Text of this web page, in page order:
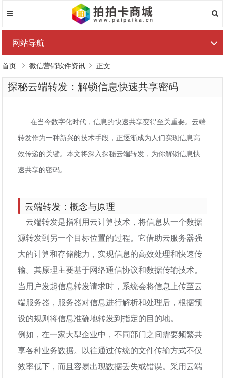
网站导航
首页 微信营销软件资讯 正文
探秘云端转发：解锁信息快速共享密码
在当今数字化时代，信息的快速共享变得至关重要。云端
转发作为一种新兴的技术手段，正逐渐成为人们实现信息高
效传递的关键。本文将深入探秘云端转发，为你解锁信息快
速共享的密码。
云端转发：概念与原理
云端转发是指利用云计算技术，将信息从一个数据
源转发到另一个目标位置的过程。它借助云服务器强
大的计算和存储能力，实现信息的高效处理和快速传
输。其原理主要基于网络通信协议和数据传输技术。
当用户发起信息转发请求时，系统会将信息上传至云
端服务器，服务器对信息进行解析和处理后，根据预
设的规则将信息准确地转发到指定的目的地。
例如，在一家大型企业中，不同部门之间需要频繁共
享各种业务数据。以往通过传统的文件传输方式不仅
效率低下，而且容易出现数据丢失或错误。采用云端